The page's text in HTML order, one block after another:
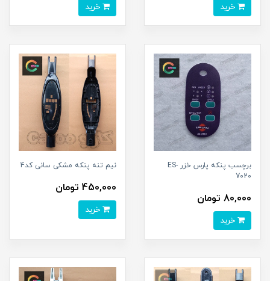
برچسب پنکه پارس خزر ES-
7020
80,000 تومان
نیم تنه پنکه مشکی سانی کد4
450,000 تومان